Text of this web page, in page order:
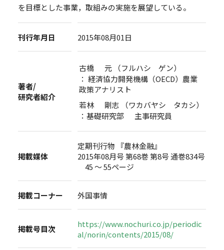
を目標とした事業，取組みの実施を展望している。
刊行年月日 2015年08月01日
著者/
研究者紹介
古橋 元 （フルハシ ゲン）
： 経済協力開発機構（OECD）農業
政策アナリスト
若林 剛志 （ワカバヤシ タカシ）
：基礎研究部 主事研究員
掲載媒体
定期刊行物 『農林金融』
2015年08月号 第68巻 第8号 通巻834号
45 ～ 55ページ
掲載コーナー 外国事情
掲載号目次
https://www.nochuri.co.jp/periodic
al/norin/contents/2015/08/